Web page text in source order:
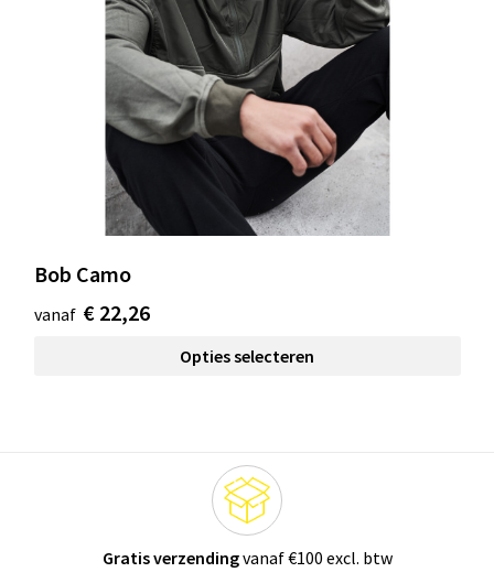
Bob Camo
vanaf € 22,26
Opties selecteren
Gratis verzendingvanaf €100 excl. btw